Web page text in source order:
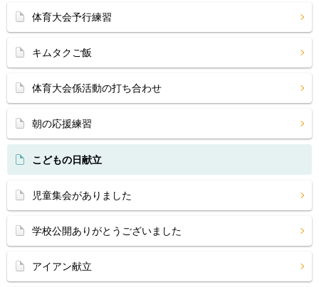
体育大会予行練習
キムタクご飯
体育大会係活動の打ち合わせ
朝の応援練習
こどもの日献立
児童集会がありました
学校公開ありがとうございました
アイアン献立